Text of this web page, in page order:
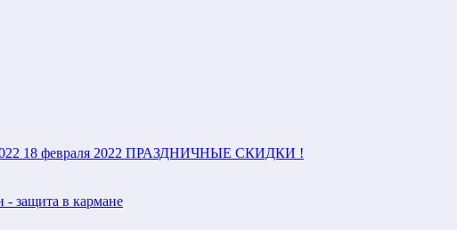
18 февраля 2022 ПРАЗДНИЧНЫЕ СКИДКИ !
защита в кармане